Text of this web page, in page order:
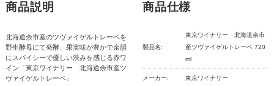
商品説明
北海道余市産のツヴァイゲルトレーベを
野生酵母にて発酵、果実味が豊かで余韻
にスパイシーで優しい渋みを感じる赤ワ
イン「東京ワイナリー 北海道余市産ツ
ヴァイゲルトレーベ」
商品仕様
製品名:
東京ワイナリー 北海道余市
産ツヴァイゲルトレーベ 720
ml
メーカー: 東京ワイナリー